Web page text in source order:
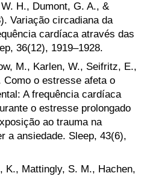
H., Dumont, G. A., &
Variação circadiana da
cardíaca através das
36(12), 1919–1928.
M., Karlen, W., Seifritz, E.,
Como o estresse afeta o
A frequência cardíaca
o estresse prolongado
ao trauma na
a ansiedade. Sleep, 43(6),
K., Mattingly, S. M., Hachen,